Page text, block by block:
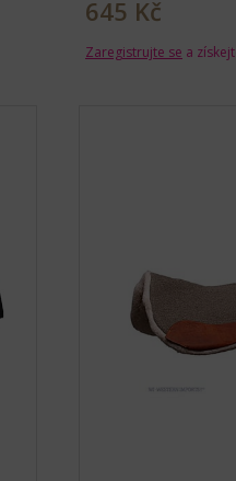
645 Kč
Zaregistrujte se a